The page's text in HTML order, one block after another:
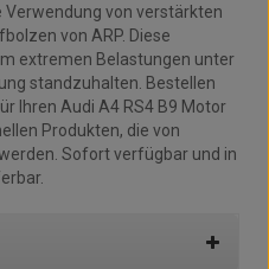
von verstärkten
von ARP. Diese
extremen Belastungen unter
standzuhalten. Bestellen
Ihren Audi A4 RS4 B9 Motor
Produkten, die von
Sofort verfügbar und in